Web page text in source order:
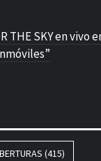
THE SKY en vivo
(415)